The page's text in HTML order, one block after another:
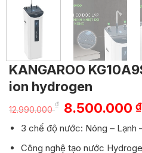
KANGAROO
ion hydrogen
12.990.000
₫
Giá
gốc
là:
12.990.000
8.500.000₫
3 chế độ nước: Nóng – Lạnh
Công nghệ tạo nước